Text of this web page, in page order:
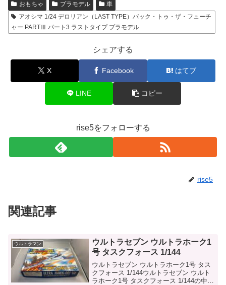
おもちゃ プラモデル
車
アオシマ 1/24 デロリアン（LAST TYPE）バック・トゥ・ザ・フューチ
ャー PARTⅢ パート3 ラストタイプ プラモデル
シェアする
X Facebook はてブ
LINE コピー
rise5をフォローする
rise5
関連記事
ウルトラマン
ウルトラセブン ウルトラホーク1
号 タスクフォース 1/144
ウルトラセブン ウルトラホーク1号 タス
クフォース 1/144ウルトラセブン ウルト
ラホーク1号 タスクフォース 1/144の中身